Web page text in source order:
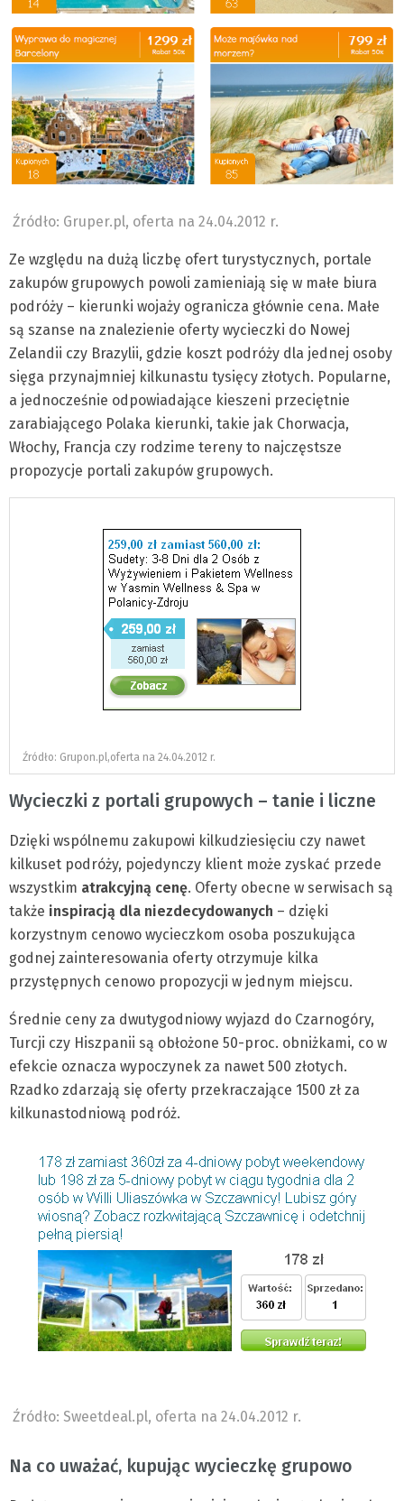
Źródło: Gruper.pl, oferta na 24.04.2012 r.
Ze względu na dużą liczbę ofert turystycznych, portale
zakupów grupowych powoli zamieniają się w małe biura
podróży – kierunki wojaży ogranicza głównie cena. Małe
są szanse na znalezienie oferty wycieczki do Nowej
Zelandii czy Brazylii, gdzie koszt podróży dla jednej osoby
sięga przynajmniej kilkunastu tysięcy złotych. Popularne,
a jednocześnie odpowiadające kieszeni przeciętnie
zarabiającego Polaka kierunki, takie jak Chorwacja,
Włochy, Francja czy rodzime tereny to najczęstsze
propozycje portali zakupów grupowych.
Źródło: Grupon.pl,oferta na 24.04.2012 r.
Wycieczki z portali grupowych – tanie i liczne
Dzięki wspólnemu zakupowi kilkudziesięciu czy nawet
kilkuset podróży, pojedynczy klient może zyskać przede
wszystkim atrakcyjną cenę. Oferty obecne w serwisach są
także inspiracją dla niezdecydowanych – dzięki
korzystnym cenowo wycieczkom osoba poszukująca
godnej zainteresowania oferty otrzymuje kilka
przystępnych cenowo propozycji w jednym miejscu.
Średnie ceny za dwutygodniowy wyjazd do Czarnogóry,
Turcji czy Hiszpanii są obłożone 50-proc. obniżkami, co w
efekcie oznacza wypoczynek za nawet 500 złotych.
Rzadko zdarzają się oferty przekraczające 1500 zł za
kilkunastodniową podróż.
Źródło: Sweetdeal.pl, oferta na 24.04.2012 r.
Na co uważać, kupując wycieczkę grupowo